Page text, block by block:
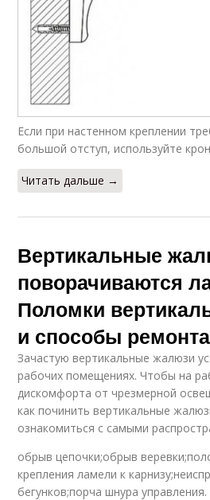
Если при настенном креплении
большой отступ, используйте
Читать дальше →
Вертикальные
поворачиваются
Поломки
и способы ремонта
Зачастую вертикальные жалюзи
рабочих помещениях. Чтобы на
дискомфорта от чрезмерной
как починить вертикальные
ознакомиться с самыми
обрыв цепочки;обрыв
крепления ламели к
бегунков;порча шнура управления.